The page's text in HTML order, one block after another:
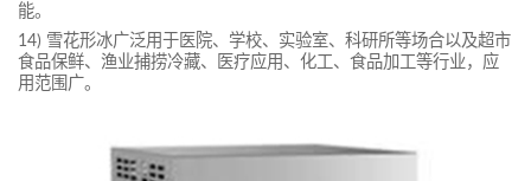
能。
14) 雪花形冰广泛用于医院、学校、实验室、科研所等场合以及超市
食品保鲜、渔业捕捞冷藏、医疗应用、化工、食品加工等行业，应
用范围广。